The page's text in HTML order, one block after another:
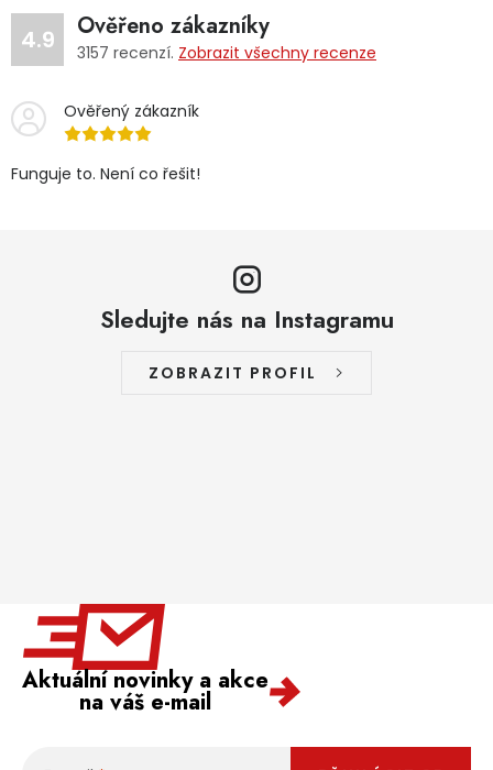
4.9 Ověřeno zákazníky
3157 recenzí. Zobrazit všechny recenze
Ověřený zákazník
Funguje to. Není co řešit!
Sledujte nás na Instagramu
ZOBRAZIT PROFIL
Aktuální novinky a akce
na váš e-mail